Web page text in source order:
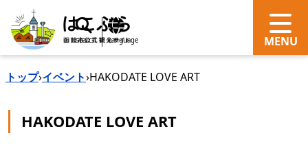
search Language
トップ›イベント›HAKODATE LOVE ART
HAKODATE LOVE ART